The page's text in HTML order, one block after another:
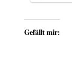
Gefällt mir: